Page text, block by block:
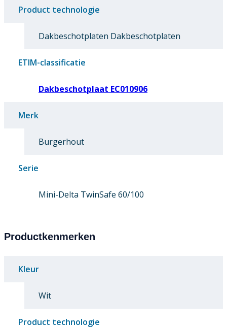
Product technologie
Dakbeschotplaten Dakbeschotplaten
ETIM-classificatie
Dakbeschotplaat EC010906
Merk
Burgerhout
Serie
Mini-Delta TwinSafe 60/100
Productkenmerken
Kleur
Wit
Product technologie